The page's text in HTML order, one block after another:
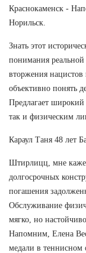
Краснокаменск -
Норильск.
Знать этот
понимания реальной
вторжения
объективно понять
Предлагает широкий
так и физическим
Караул Таня 48 лет
Штирлицц, мне
долгосрочных
погашения
Обслуживание
мягко, но
Напомним, Елена
медали в теннисном